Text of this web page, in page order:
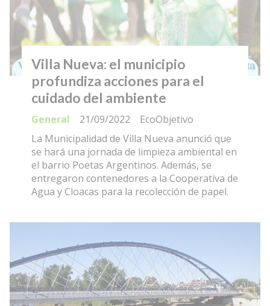
Villa Nueva: el municipio
profundiza acciones para el
cuidado del ambiente
EcoObjetivo
General
21/09/2022
La Municipalidad de Villa Nueva anunció que
se hará una jornada de limpieza ambiental en
el barrio Poetas Argentinos. Además, se
entregaron contenedores a la Cooperativa de
Agua y Cloacas para la recolección de papel.